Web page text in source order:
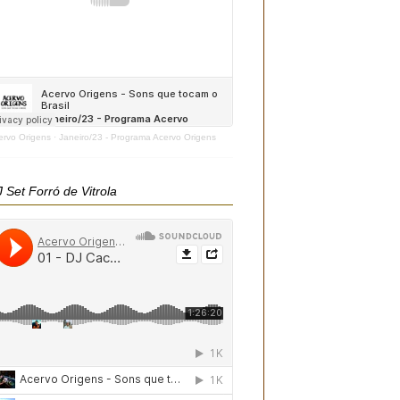
Origens · Janeiro/23 - Programa Acervo Origens
Set Forró de Vitrola